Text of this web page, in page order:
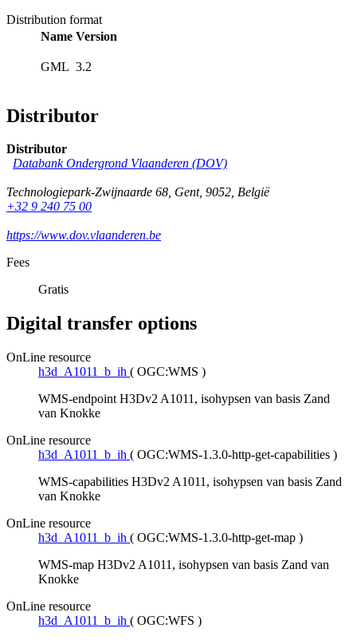
Distribution format
Name Version
GML 3.2
Distributor
Distributor
Databank Ondergrond Vlaanderen (DOV)
Technologiepark-Zwijnaarde 68, Gent, 9052, België
+32 9 240 75 00
https://www.dov.vlaanderen.be
Fees
Gratis
Digital transfer options
OnLine resource
h3d_A1011_b_ih ( OGC:WMS )
WMS-endpoint H3Dv2 A1011, isohypsen van basis Zand
van Knokke
OnLine resource
h3d_A1011_b_ih ( OGC:WMS-1.3.0-http-get-capabilities )
WMS-capabilities H3Dv2 A1011, isohypsen van basis Zand
van Knokke
OnLine resource
h3d_A1011_b_ih ( OGC:WMS-1.3.0-http-get-map )
WMS-map H3Dv2 A1011, isohypsen van basis Zand van
Knokke
OnLine resource
h3d_A1011_b_ih ( OGC:WFS )